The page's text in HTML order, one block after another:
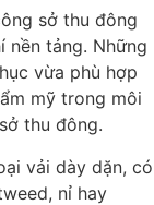
sở thu đông
nền tảng. Những
vừa phù hợp
mỹ trong môi
thu đông.
vải dày dặn, có
nỉ hay